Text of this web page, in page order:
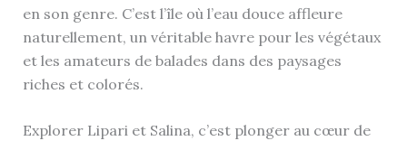
en son genre. C’est l’île où l’eau douce affleure
naturellement, un véritable havre pour les végétaux
et les amateurs de balades dans des paysages
riches et colorés.
Explorer Lipari et Salina, c’est plonger au cœur de